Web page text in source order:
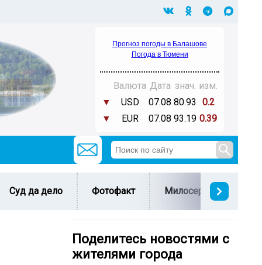
Прогноз погоды в Балашове
Погода в Тюмени
Валюта Дата знач. изм.
▼
USD 07.08 80.93
0.2
▼
EUR 07.08 93.19 0.39
Суд да дело Фотофакт Милосердие
Поделитесь новостями с
жителями города